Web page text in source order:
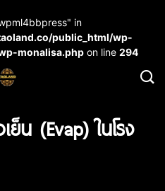
in
public_html/wp-
monalisa.php on line 294
ย็น (Evap) ในโรง